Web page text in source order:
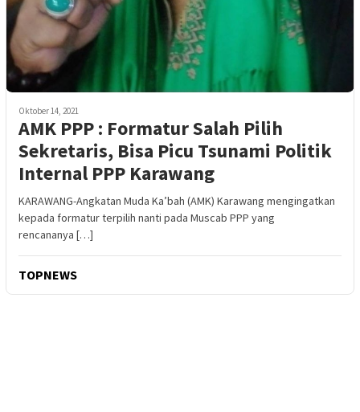
Oktober 14, 2021
AMK PPP : Formatur Salah Pilih
Sekretaris, Bisa Picu Tsunami Politik
Internal PPP Karawang
KARAWANG-Angkatan Muda Ka’bah (AMK) Karawang mengingatkan
kepada formatur terpilih nanti pada Muscab PPP yang
rencananya […]
TOPNEWS